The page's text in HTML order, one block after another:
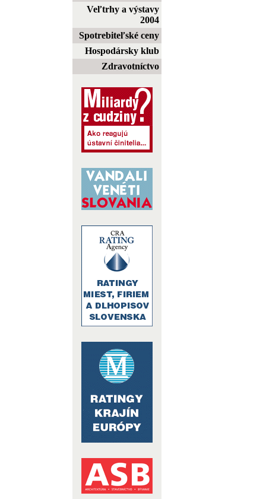
Veľtrhy a výstavy
2004
Spotrebiteľské ceny
Hospodársky klub
Zdravotníctvo